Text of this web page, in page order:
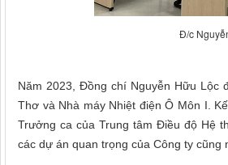
Đ/c
Năm 2023, Đồng chí Nguyễn Hữu Lộc
Thơ và Nhà máy Nhiệt điện Ô Môn I.
Trưởng ca của Trung tâm Điều độ Hệ
các dự án quan trọng của Công ty cũng